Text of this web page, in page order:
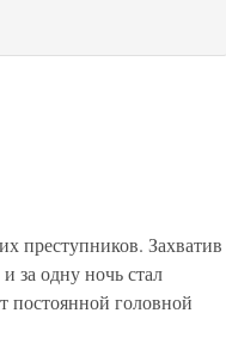
преступников. Захватив
за одну ночь стал
постоянной головной